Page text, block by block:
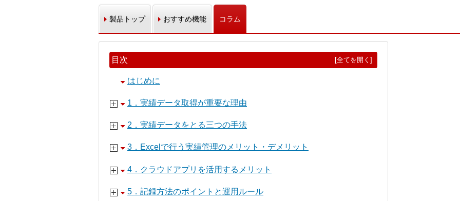
製品トップ おすすめ機能 コラム
目次 [全てを開く]
はじめに
1．実績データ取得が重要な理由
2．実績データをとる三つの手法
3．Excelで行う実績管理のメリット・デメリット
4．クラウドアプリを活用するメリット
5．記録方法のポイントと運用ルール